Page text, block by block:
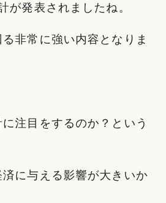
が発表されましたね。
非常に強い内容となりま
注目をするのか？という
に与える影響が大きいか